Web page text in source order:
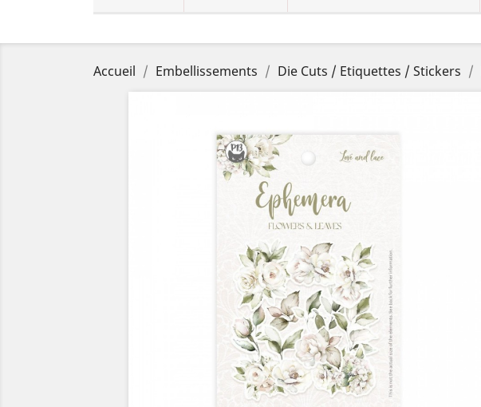
Accueil Embellissements Die Cuts / Etiquettes / Stickers